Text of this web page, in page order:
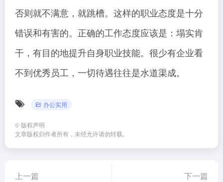
否则就不满意，就跳槽。这样的职业态度是十分
错误和有害的。正确的工作态度应该是：塌实肯
干，有目的地提升自身职业技能。很少有企业看
不到优秀员工，一切待遇往往是水道渠成。
办公实用
© 版权声明
文章版权归作者所有，未经允许请勿转载。
上一篇 下一篇